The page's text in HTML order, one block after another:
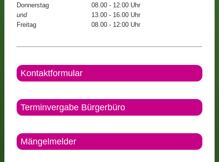
Donnerstag
08.00 - 12.00 Uhr
und
13.00 - 16.00 Uhr
Freitag
08.00 - 12:00 Uhr
Kontaktformular
Terminvergabe Bürgerbüro
Mängelmelder